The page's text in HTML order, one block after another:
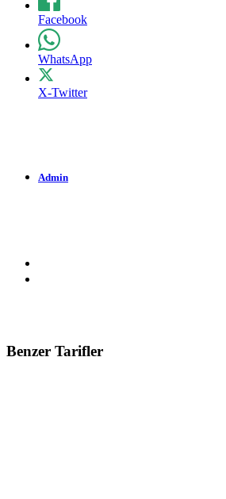
Facebook
WhatsApp
X-Twitter
Admin
Benzer Tarifler